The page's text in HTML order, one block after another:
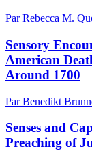
Par Rebecca M.
Sensory
American
Around 1700
Par Benedikt
Senses and
Preaching of